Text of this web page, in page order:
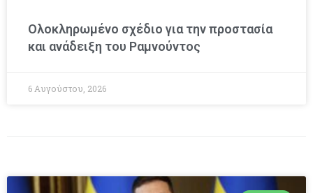
Ολοκληρωμένο σχέδιο για την προστασία
και ανάδειξη του Ραμνούντος
6 Αυγούστου, 2026